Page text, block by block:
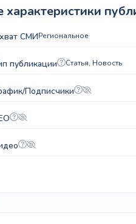
СМИРегиональное
публикации Статья, Новость
Подписчики